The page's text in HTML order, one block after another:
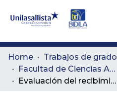
Communities
& Collections
Home
Trabajos de grado
Facultad de Ciencias Administrativas y Agropecuarias
Evaluación del recibimiento y manejo de la 1° a la 4° semana de edad, de pollas de levante, productoras de huevo comercial, en la granja Santana, comparándolo con lo recomendado por las casas genéticas